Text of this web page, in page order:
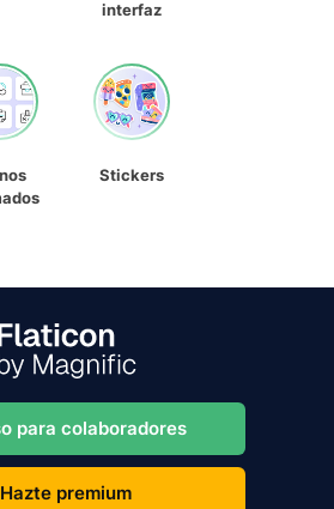
interfaz
Stickers
para colaboradores
Hazte premium